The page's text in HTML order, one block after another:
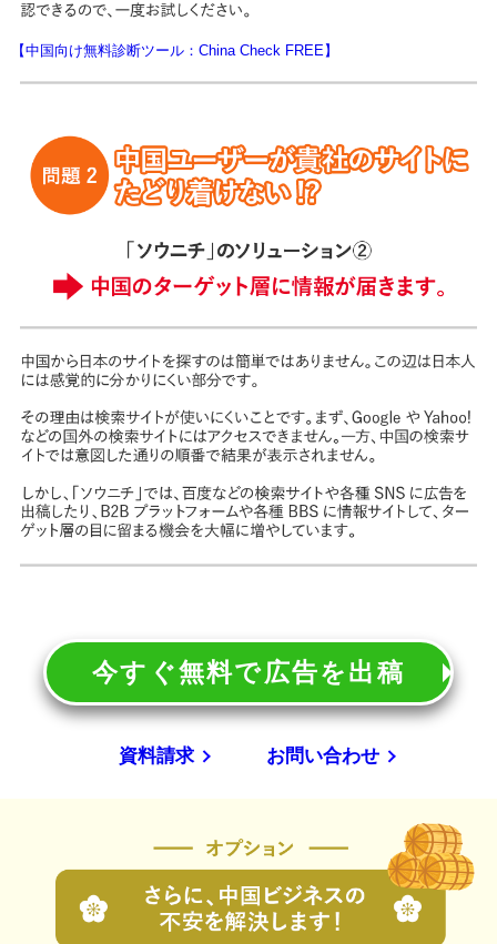
【中国向け無料診断ツール：China Check FREE】
今すぐ無料で広告を出稿
資料請求 お問い合わせ